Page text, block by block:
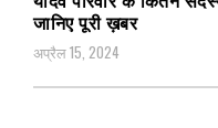
जानिए पूरी ख़बर
अप्रैल 15, 2024